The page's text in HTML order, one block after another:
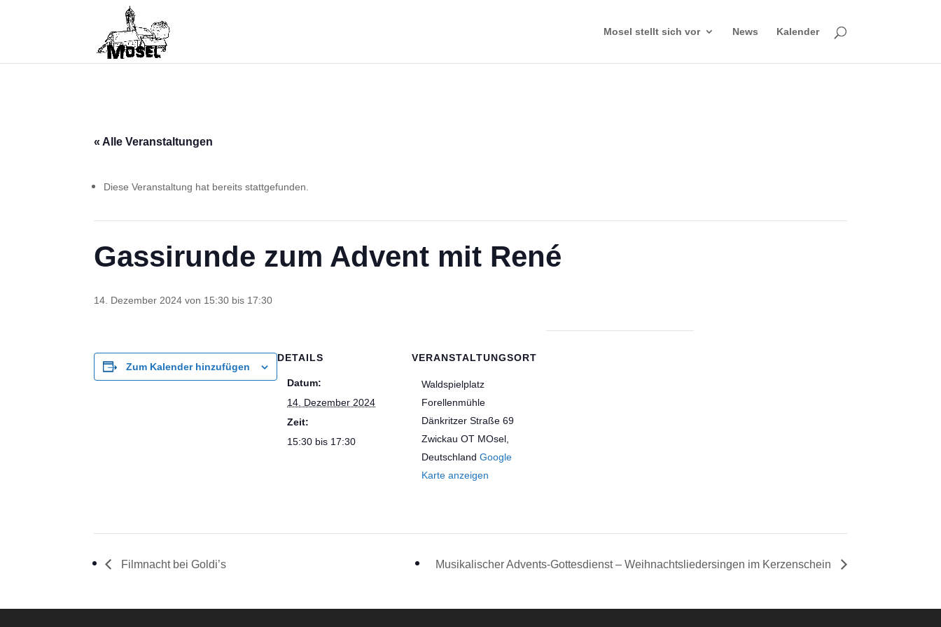
Mosel stellt sich vor News Kalender
« Alle Veranstaltungen
Diese Veranstaltung hat bereits stattgefunden.
Gassirunde zum Advent mit René
14. Dezember 2024 von 15:30 bis 17:30
Zum Kalender hinzufügen
DETAILS
Datum:
14. Dezember 2024
Zeit:
15:30 bis 17:30
VERANSTALTUNGSORT
Waldspielplatz
Forellenmühle
Dänkritzer Straße 69
Zwickau OT MOsel,
Deutschland Google
Karte anzeigen
Filmnacht bei Goldi’s Musikalischer Advents-Gottesdienst – Weihnachtsliedersingen im Kerzenschein